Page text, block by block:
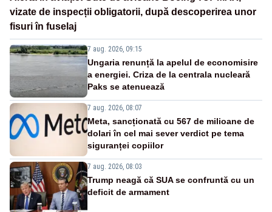
vizate de inspecții obligatorii, după descoperirea unor
fisuri în fuselaj
7 aug. 2026, 09:15
Ungaria renunță la apelul de economisire
a energiei. Criza de la centrala nucleară
Paks se atenuează
7 aug. 2026, 08:07
Meta, sancționată cu 567 de milioane de
dolari în cel mai sever verdict pe tema
siguranței copiilor
7 aug. 2026, 08:03
Trump neagă că SUA se confruntă cu un
deficit de armament